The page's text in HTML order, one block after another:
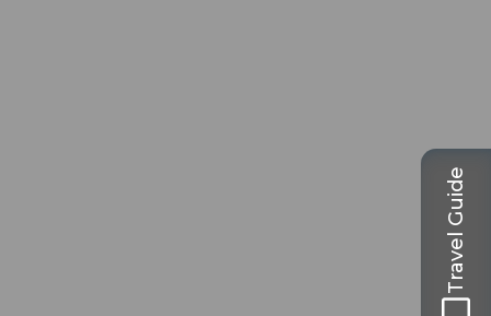
Travel Guide